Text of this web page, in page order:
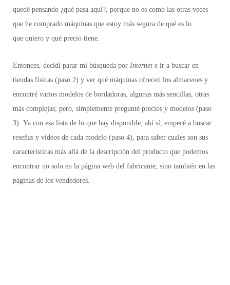
quedé pensando ¿qué pasa aquí?, porque no es como las otras veces
que he comprado máquinas que estoy más segura de qué es lo
que quiero y qué precio tiene.
Entonces, decidí parar mi búsqueda por Internet e ir a buscar en
tiendas físicas (paso 2) y ver qué máquinas ofrecen los almacenes y
encontré varios modelos de bordadoras, algunas más sencillas, otras
más complejas; pero, simplemente pregunté precios y modelos (paso
3). Ya con esa lista de lo que hay disponible, ahí sí, empecé a buscar
reseñas y videos de cada modelo (paso 4), para saber cuales son sus
características más allá de la descripción del producto que podemos
encontrar no solo en la página web del fabricante, sino también en las
páginas de los vendedores.